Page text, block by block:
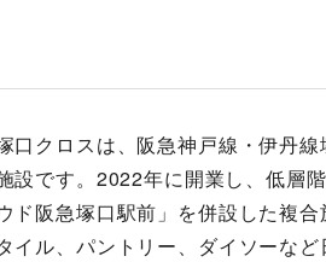
口クロスは、阪急神戸線・伊丹
設です。2022年に開業し、低層
ド阪急塚口駅前」を併設した複
イル、パントリー、ダイソーな